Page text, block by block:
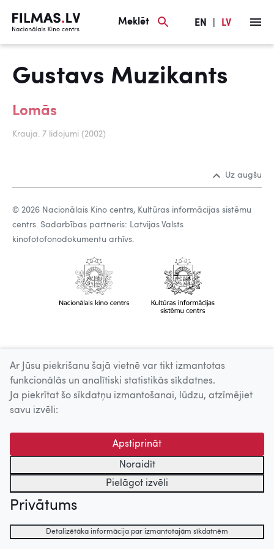
Meklēt EN LV
Gustavs Muzikants
Lomās
Krauja. 7 lidojumi (2002)
Uz augšu
© 2026 Nacionālais Kino centrs, Kultūras informācijas sistēmu
centrs. Sadarbības partneris: Latvijas Valsts
kinofotofonodokumentu arhīvs.
Ar Jūsu piekrišanu šajā vietnē var tikt izmantotas
funkcionālās un analītiski statistikās sīkdatnes.
Ja piekrītat šo sīkdatņu izmantošanai, lūdzu, atzīmējiet
savu izvēli:
Apstiprināt
Noraidīt
Pielāgot izvēli
Privātums
Detalizētāka informācija par izmantotajām sīkdatnēm